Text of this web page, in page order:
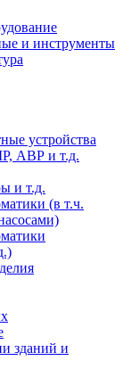
и инструменты
устройства
АВР и т.д.
и т.д.
(в т.ч.
зданий и